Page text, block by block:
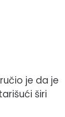
je da je
širi